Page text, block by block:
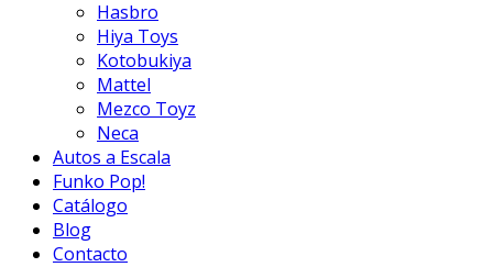
Hasbro
Hiya Toys
Kotobukiya
Mattel
Mezco Toyz
Neca
Autos a Escala
Funko Pop!
Catálogo
Blog
Contacto